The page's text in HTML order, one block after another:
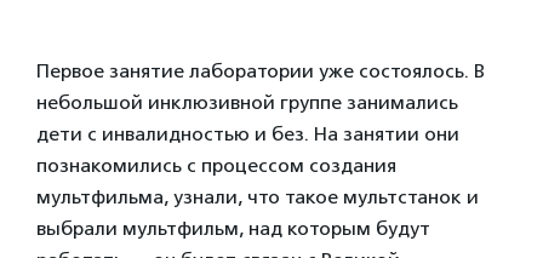
Первое занятие лаборатории уже состоялось. В
небольшой инклюзивной группе занимались
дети с инвалидностью и без. На занятии они
познакомились с процессом создания
мультфильма, узнали, что такое мультстанок и
выбрали мультфильм, над которым будут